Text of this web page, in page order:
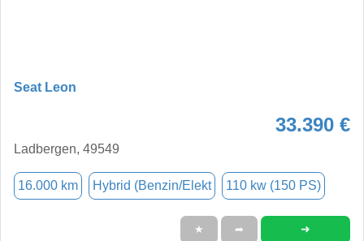
Seat Leon
33.390 €
Ladbergen, 49549
16.000 km Hybrid (Benzin/Elekt 110 kw (150 PS)
★ ➦ ➜